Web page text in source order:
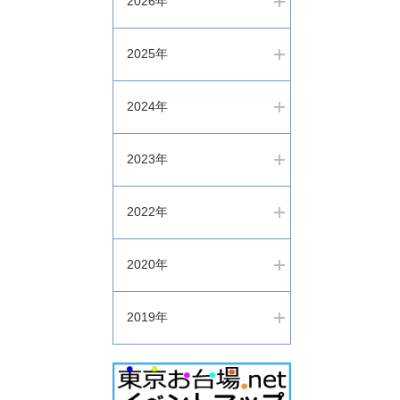
2025年
2024年
2023年
2022年
2020年
2019年